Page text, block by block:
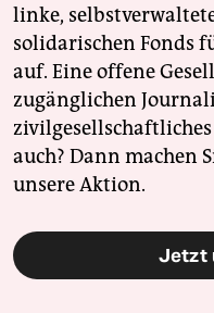
linke,
solidarischen Fonds
auf. Eine offene
zugänglichen
auch? Dann machen
unsere Aktion.
Jetzt